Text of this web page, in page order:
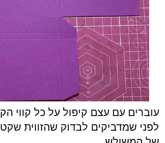
עוברים עם עצם קיפול על כל קווי
לפני שמדביקים לבדוק שהזווית